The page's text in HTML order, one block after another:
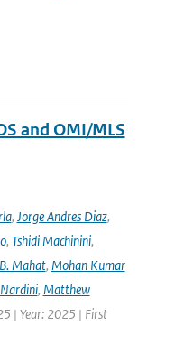
and OMI/MLS
, Jorge Andres Diaz,
, Tshidi Machinini,
Mahat, Mohan Kumar
, Matthew
| Year: 2025 | First